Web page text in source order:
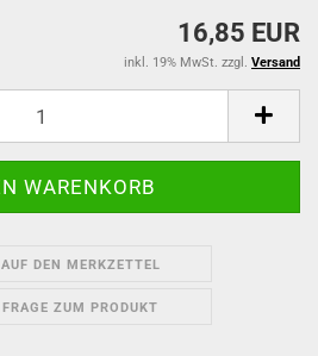
16,85 EUR
inkl. 19% MwSt. zzgl. Versand
AUF DEN MERKZETTEL
FRAGE ZUM PRODUKT